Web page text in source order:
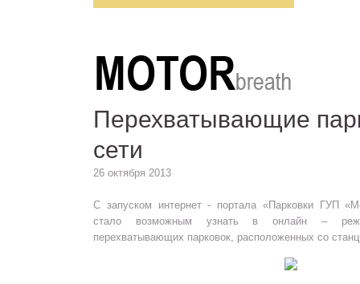
Перехватывающие
сети
26 октября 2013
С запуском интернет - портала «Парковки ГУП
стало возможным узнать в онлайн –
перехватывающих парковок, расположенных со